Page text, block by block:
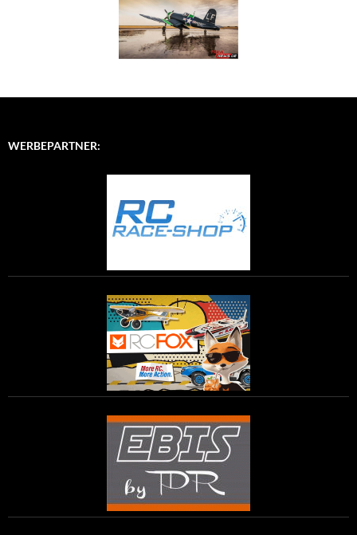
WERBEPARTNER: